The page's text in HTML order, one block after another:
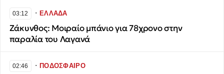
03:12 ∙ΕΛΛΑΔΑ
Ζάκυνθος: Μοιραίο μπάνιο για 78χρονο στην
παραλία του Λαγανά
02:46 ∙ΠΟΔΟΣΦΑΙΡΟ